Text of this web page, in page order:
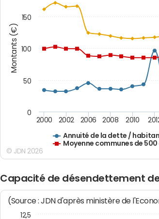
Montants (€)
Annuité de la dette /
Moyenne communes de
2000 2002 2006 2008 2010
0
50
100
150
© JDN 2026
Capacité de désendettement
(Source : JDN d'après ministère de
12,5